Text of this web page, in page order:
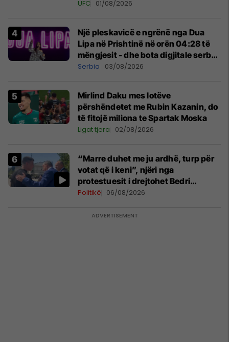
tribunat
UFC 01/08/2026
Një pleskavicë e ngrënë nga Dua
Lipa në Prishtinë në orën 04:28 të
mëngjesit - dhe bota digjitale serbe
shpall gjendjen e luftës
Serbia 03/08/2026
Mirlind Daku mes lotëve
përshëndetet me Rubin Kazanin, do
të fitojë miliona te Spartak Moska
Ligat tjera 02/08/2026
“Marre duhet me ju ardhë, turp për
votat që i keni”, njëri nga
protestuesit i drejtohet Bedri
Hamzës
Politikë 06/08/2026